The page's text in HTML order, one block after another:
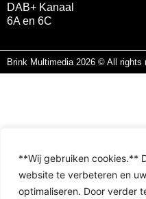
**Wij gebruiken cookies.**
website te verbeteren en
optimaliseren. Door verder
DAB+ Kanaal
6A en 6C
Brink Multimedia 2026 © All rights